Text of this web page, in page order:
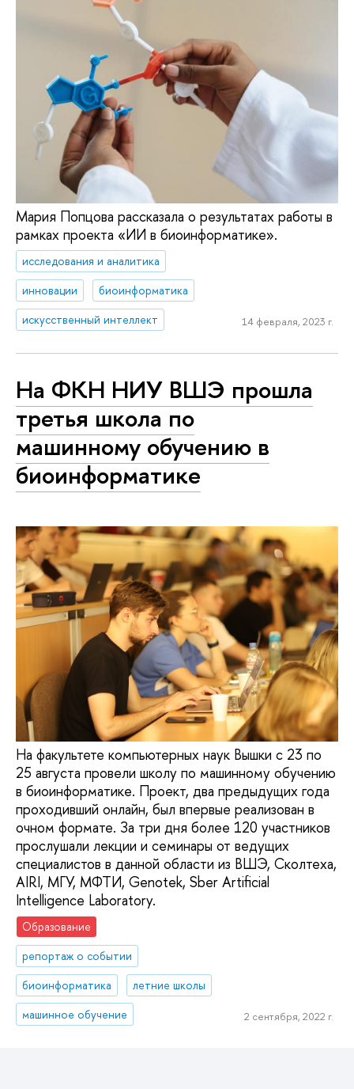
Мария Попцова рассказала о результатах работы в
рамках проекта «ИИ в биоинформатике».
исследования и аналитика
инновации
биоинформатика
искусственный интеллект
14 февраля, 2023 г.
На ФКН НИУ ВШЭ прошла
третья школа по
машинному обучению в
биоинформатике
На факультете компьютерных наук Вышки с 23 по
25 августа провели школу по машинному обучению
в биоинформатике. Проект, два предыдущих года
проходивший онлайн, был впервые реализован в
очном формате. За три дня более 120 участников
прослушали лекции и семинары от ведущих
специалистов в данной области из ВШЭ, Сколтеха,
AIRI, МГУ, МФТИ, Genotek, Sber Artificial
Intelligence Laboratory.
Образование
репортаж о событии
биоинформатика
летние школы
машинное обучение
2 сентября, 2022 г.